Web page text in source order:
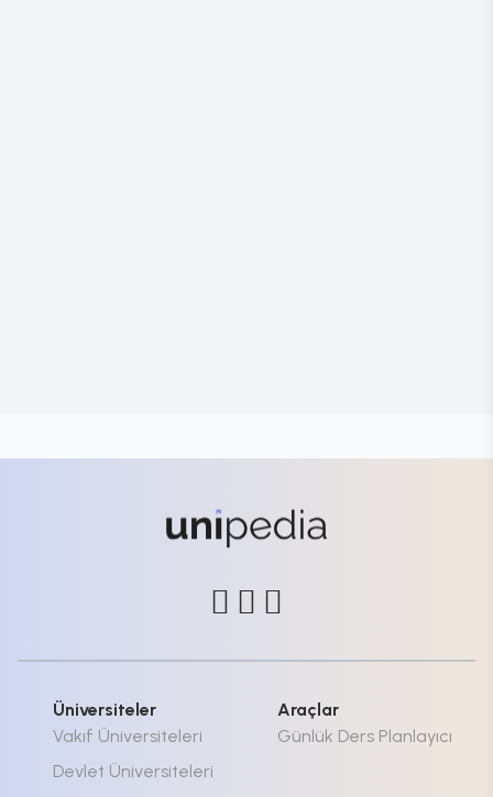
Üniversiteler
Vakıf Üniversiteleri
Devlet Üniversiteleri
Araçlar
Günlük Ders Planlayıcı